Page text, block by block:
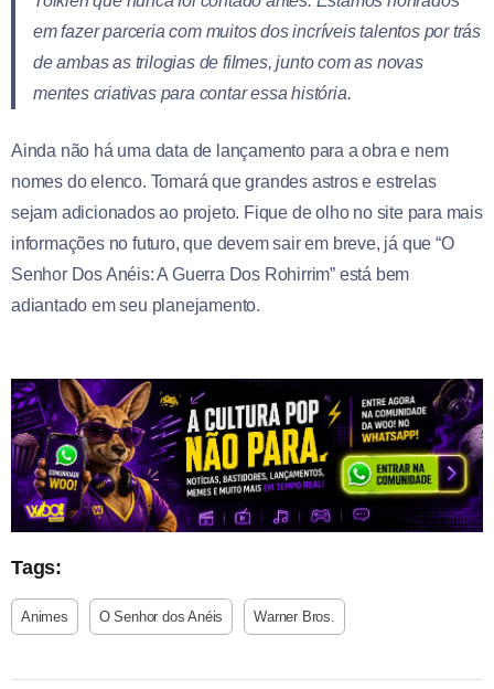
em fazer parceria com muitos dos incríveis talentos por trás
de ambas as trilogias de filmes, junto com as novas
mentes criativas para contar essa história.
Ainda não há uma data de lançamento para a obra e nem
nomes do elenco. Tomará que grandes astros e estrelas
sejam adicionados ao projeto. Fique de olho no site para mais
informações no futuro, que devem sair em breve, já que “O
Senhor Dos Anéis: A Guerra Dos Rohirrim” está bem
adiantado em seu planejamento.
Tags:
Animes O Senhor dos Anéis Warner Bros.